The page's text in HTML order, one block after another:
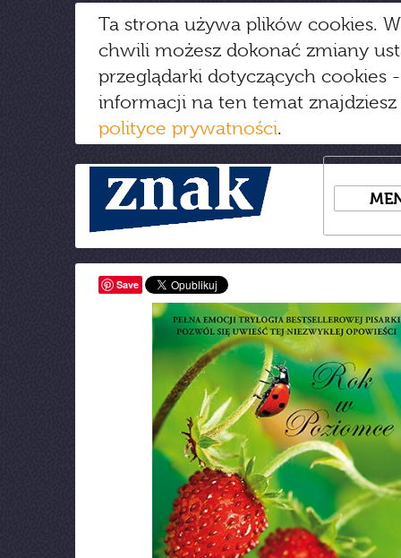
Ta strona używa plików cookies.
chwili możesz dokonać zmiany
przeglądarki dotyczących cookies
informacji na ten temat
polityce prywatności.
Save